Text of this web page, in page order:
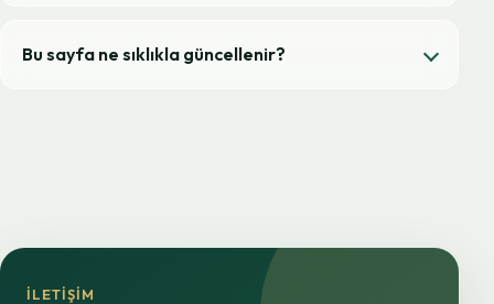
Bu sayfa ne sıklıkla güncellenir?
İLETIŞIM